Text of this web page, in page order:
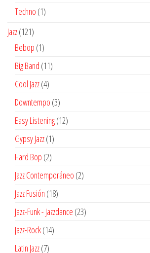
productos
Techno 11
Jazz 121121
productos
Bebop 11
producto
Big Band 1111
Cool Jazz 44
productos
Downtempo 33
productos
Easy Listening 1212
Gypsy Jazz 11
Hard Bop 22
productos
Jazz Contemporáneo 22
Jazz Fusión 1818
productos
Jazz-Funk - Jazzdance 2323
Jazz-Rock 1414
Latin Jazz 77